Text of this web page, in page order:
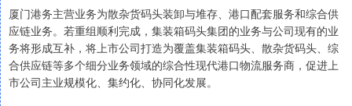
厦门港务主营业务为散杂货码头装卸与堆存、港口配套服务和综合供
应链业务。若重组顺利完成，集装箱码头集团的业务与公司现有的业
务将形成互补，将上市公司打造为覆盖集装箱码头、散杂货码头、综
合供应链等多个细分业务领域的综合性现代港口物流服务商，促进上
市公司主业规模化、集约化、协同化发展。